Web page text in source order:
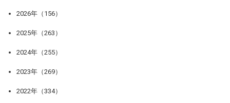
2026年（156）
2025年（263）
2024年（255）
2023年（269）
2022年（334）